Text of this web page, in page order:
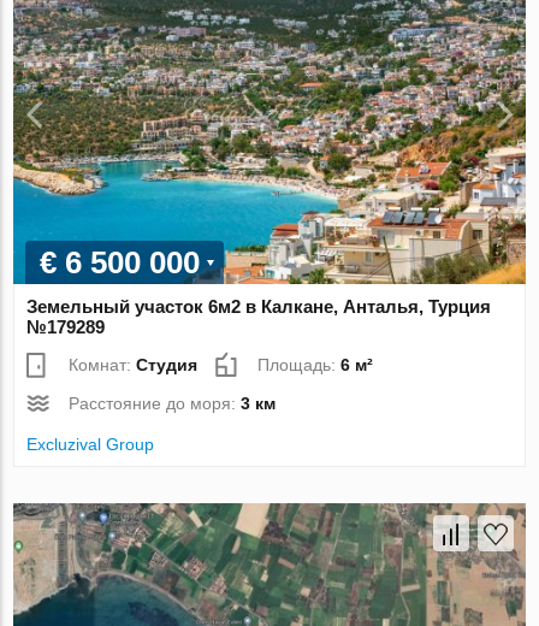
€ 6 500 000
Земельный участок 6м2 в Калкане, Анталья, Турция
№179289
Комнат:Студия Площадь:6 м²
Расстояние до моря:3 км
Excluzival Group